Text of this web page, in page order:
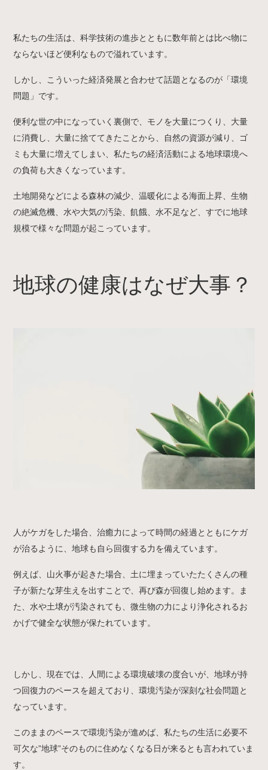
私たちの生活は、科学技術の進歩とともに数年前とは比べ物に
ならないほど便利なもので溢れています。
しかし、こういった経済発展と合わせて話題となるのが「環境
問題」です。
便利な世の中になっていく裏側で、モノを大量につくり、大量
に消費し、大量に捨ててきたことから、自然の資源が減り、ゴ
ミも大量に増えてしまい、私たちの経済活動による地球環境へ
の負荷も大きくなっています。
土地開発などによる森林の減少、温暖化による海面上昇、生物
の絶滅危機、水や大気の汚染、飢餓、水不足など、すでに地球
規模で様々な問題が起こっています。
地球の健康はなぜ大事？
人がケガをした場合、治癒力によって時間の経過とともにケガ
が治るように、地球も自ら回復する力を備えています。
例えば、山火事が起きた場合、土に埋まっていたたくさんの種
子が新たな芽生えを出すことで、再び森が回復し始めます。ま
た、水や土壌が汚染されても、微生物の力により浄化されるお
かげで健全な状態が保たれています。
しかし、現在では、人間による環境破壊の度合いが、地球が持
つ回復力のペースを超えており、環境汚染が深刻な社会問題と
なっています。
このままのペースで環境汚染が進めば、私たちの生活に必要不
可欠な”地球”そのものに住めなくなる日が来るとも言われていま
す。